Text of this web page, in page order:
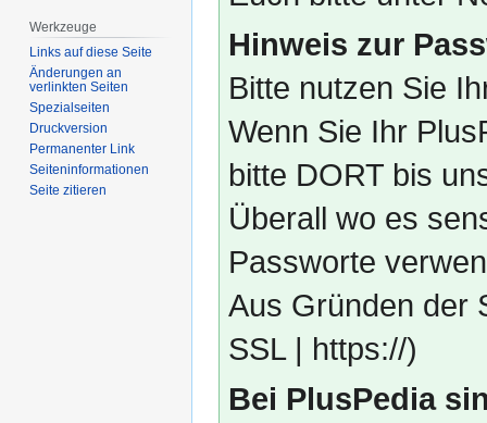
Hinweis zur
Bitte nutzen Sie
Wenn Sie Ihr
bitte DORT bis
Überall wo es
Passworte
Aus Gründen der
SSL | https://)
Bei PlusPedia
Werkzeuge
Links auf diese Seite
Änderungen an
verlinkten Seiten
Spezialseiten
Druckversion
Permanenter Link
Seiten­­informationen
Seite zitieren